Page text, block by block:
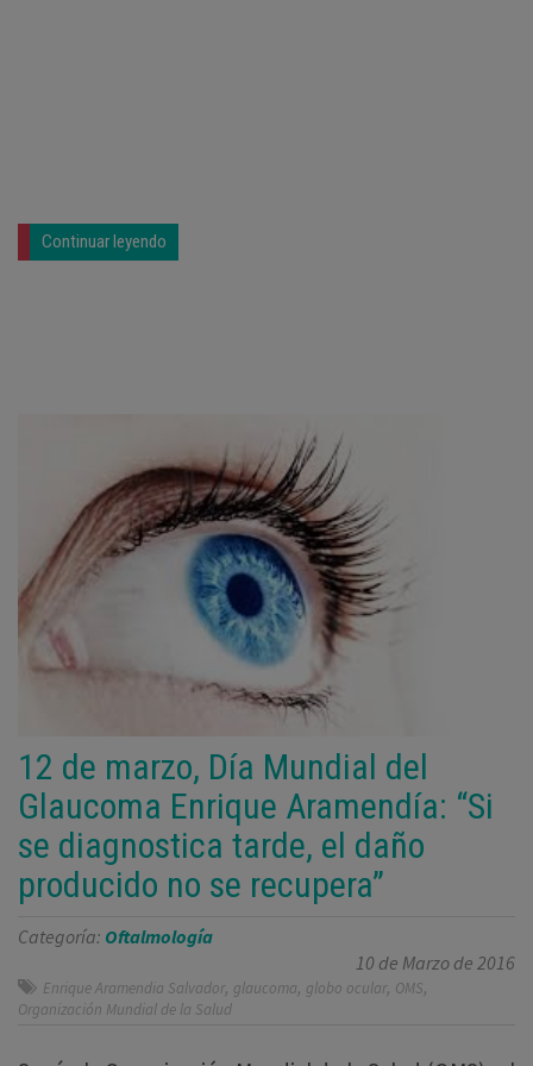
Continuar leyendo
12 de marzo, Día Mundial del
Glaucoma Enrique Aramendía: “Si
se diagnostica tarde, el daño
producido no se recupera”
Categoría: Oftalmología
10 de Marzo de 2016
Enrique Aramendia Salvador, glaucoma, globo ocular, OMS,
Organización Mundial de la Salud